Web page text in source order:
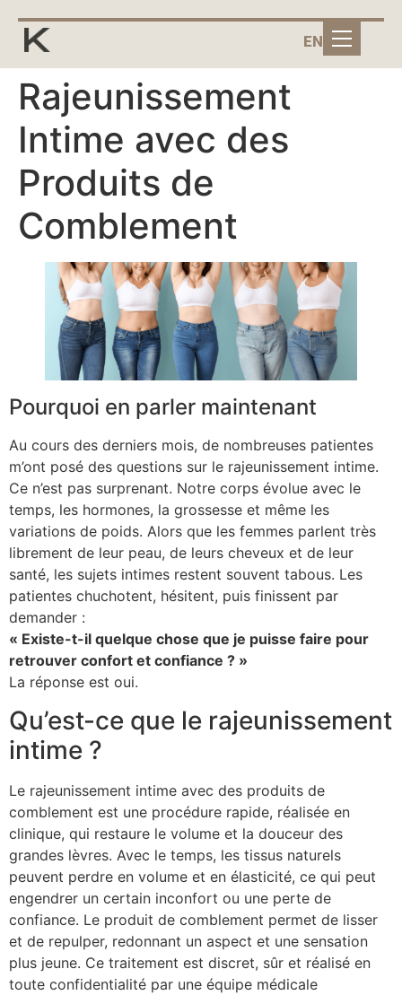
EN
Rajeunissement
Intime avec des
Produits de
Comblement
Pourquoi en parler maintenant
Au cours des derniers mois, de nombreuses patientes
m’ont posé des questions sur le rajeunissement intime.
Ce n’est pas surprenant. Notre corps évolue avec le
temps, les hormones, la grossesse et même les
variations de poids. Alors que les femmes parlent très
librement de leur peau, de leurs cheveux et de leur
santé, les sujets intimes restent souvent tabous. Les
patientes chuchotent, hésitent, puis finissent par
demander :
« Existe-t-il quelque chose que je puisse faire pour
retrouver confort et confiance ? »
La réponse est oui.
Qu’est-ce que le rajeunissement
intime ?
Le rajeunissement intime avec des produits de
comblement est une procédure rapide, réalisée en
clinique, qui restaure le volume et la douceur des
grandes lèvres. Avec le temps, les tissus naturels
peuvent perdre en volume et en élasticité, ce qui peut
engendrer un certain inconfort ou une perte de
confiance. Le produit de comblement permet de lisser
et de repulper, redonnant un aspect et une sensation
plus jeune. Ce traitement est discret, sûr et réalisé en
toute confidentialité par une équipe médicale